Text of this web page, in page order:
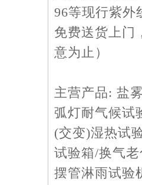
96等现行紫外
免费送货上门
意为止）
主营产品: 盐
弧灯耐气候试
(交变)湿热试
试验箱/换气
摆管淋雨试验